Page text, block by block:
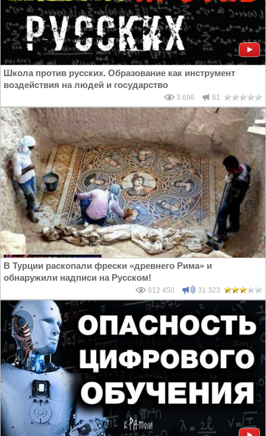
Школа против русских. Образование как инструмент
воздействия на людей и государство
3 696 81
В Турции раскопали фрески «древнего Рима» и
обнаружили надписи на Русском!
612 450 31 323